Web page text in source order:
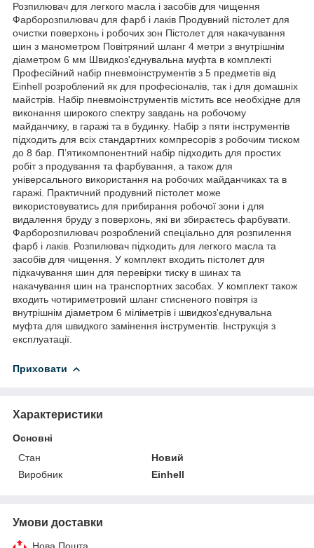
Розпилювач для легкого масла і засобів для чищення
Фарборозпилювач для фарб і лаків Продувний пістолет для
очистки поверхонь і робочих зон Пістолет для накачування
шин з манометром Повітряний шланг 4 метри з внутрішнім
діаметром 6 мм Швидкоз'єднувальна муфта в комплекті
Професійний набір пневмоінструментів з 5 предметів від
Einhell розроблений як для професіоналів, так і для домашніх
майстрів. Набір пневмоінструментів містить все необхідне для
виконання широкого спектру завдань на робочому
майданчику, в гаражі та в будинку. Набір з пяти інструментів
підходить для всіх стандартних компресорів з робочим тиском
до 8 бар. П’ятикомпонентний набір підходить для простих
робіт з продування та фарбування, а також для
універсального використання на робочих майданчиках та в
гаражі. Практичний продувний пістолет може
використовуватись для прибирання робочої зони і для
видалення бруду з поверхонь, які ви збираєтесь фарбувати.
Фарборозпилювач розроблений спеціально для розпилення
фарб і лаків. Розпилювач підходить для легкого масла та
засобів для чищення. У комплект входить пістолет для
підкачування шин для перевірки тиску в шинах та
накачування шин на транспортних засобах. У комплект також
входить чотириметровий шланг стисненого повітря із
внутрішнім діаметром 6 міліметрів і швидкоз'єднувальна
муфта для швидкого замінення інструментів. Інструкція з
експлуатації.
Приховати
Характеристики
Основні
Стан
Новий
Виробник
Einhell
Умови доставки
Нова Пошта